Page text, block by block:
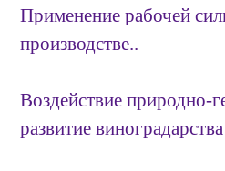
Применение рабочей
производстве..
Воздействие природно-
развитие